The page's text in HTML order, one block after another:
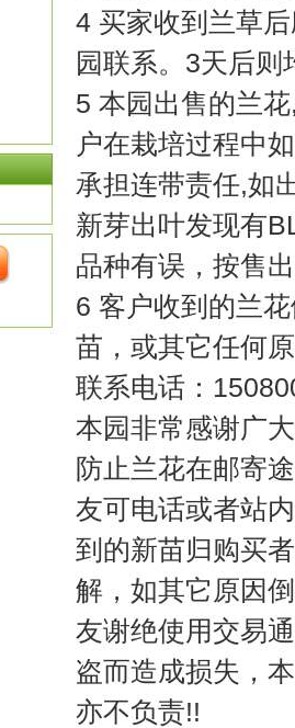
4 买家收到兰草
园联系。3天后则
5 本园出售的兰
户在栽培过程中
承担连带责任,如
新芽出叶发现有
品种有误，按售
6 客户收到的兰
苗，或其它任何
联系电话：
本园非常感谢广
防止兰花在邮寄
友可电话或者站
到的新苗归购买
解，如其它原因
友谢绝使用交易
盗而造成损失，
亦不负责!!